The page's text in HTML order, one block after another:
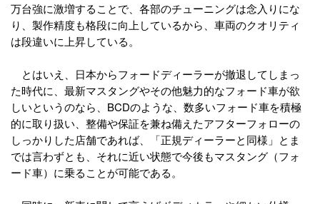
万台強に激増することで、各部のチューニングは念入りにな
り、製作精度も格段に向上しているから、車両のクオリティ
は段違いに上昇している。
とはいえ、日本からフォードディーラーが撤退してしまっ
た時代に、最新マスタングやその他魅力的なフォード車が欲
しいというのなら、BCDのような、数多いフォード車を積極
的に取り扱い、整備や保証を兼ね備えたアフターフォローの
しっかりした店舗であれば、「正規ディーラーと同様」とま
では言わずとも、それに近い状態で今後もマスタング（フォ
ード車）に乗ることが可能である。